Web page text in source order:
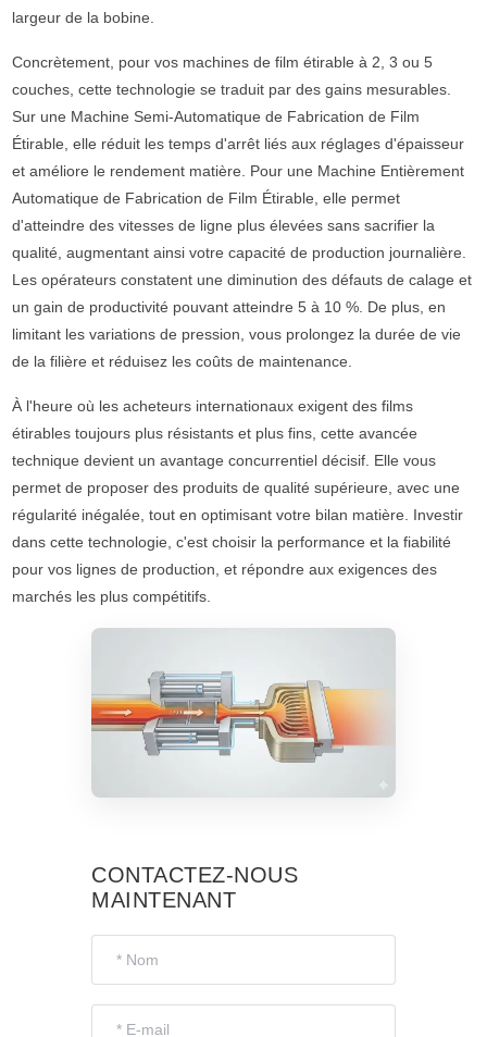
largeur de la bobine.
Concrètement, pour vos machines de film étirable à 2, 3 ou 5
couches, cette technologie se traduit par des gains mesurables.
Sur une Machine Semi-Automatique de Fabrication de Film
Étirable, elle réduit les temps d'arrêt liés aux réglages d'épaisseur
et améliore le rendement matière. Pour une Machine Entièrement
Automatique de Fabrication de Film Étirable, elle permet
d'atteindre des vitesses de ligne plus élevées sans sacrifier la
qualité, augmentant ainsi votre capacité de production journalière.
Les opérateurs constatent une diminution des défauts de calage et
un gain de productivité pouvant atteindre 5 à 10 %. De plus, en
limitant les variations de pression, vous prolongez la durée de vie
de la filière et réduisez les coûts de maintenance.
À l'heure où les acheteurs internationaux exigent des films
étirables toujours plus résistants et plus fins, cette avancée
technique devient un avantage concurrentiel décisif. Elle vous
permet de proposer des produits de qualité supérieure, avec une
régularité inégalée, tout en optimisant votre bilan matière. Investir
dans cette technologie, c'est choisir la performance et la fiabilité
pour vos lignes de production, et répondre aux exigences des
marchés les plus compétitifs.
CONTACTEZ-NOUS
MAINTENANT